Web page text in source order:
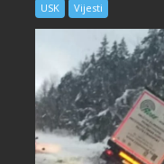
USK Vijesti